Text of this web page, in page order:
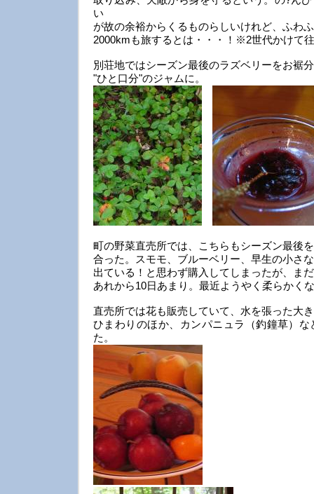
い
が故の余裕からくるものらしいけれど、ふわ
2000kmも旅するとは・・・！※2世代かけて
別荘地ではシーズン最後のラズベリーをお裾
"ひと口分"のジャムに。
町の野菜直売所では、こちらもシーズン最後
合った。スモモ、ブルーベリー、早生の小さ
出ている！と思わず購入してしまったが、ま
あれから10日あまり。最近ようやく柔らかく
直売所では花も販売していて、水を張った大
ひまわりのほか、カンパニュラ（釣鐘草）
た。